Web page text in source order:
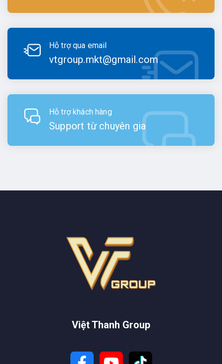
Hỗ trợ qua email
vtgroup.mkt@gmail.com
Hỗ trợ khách hàng
Support từ chuyên gia
Việt Thanh Group